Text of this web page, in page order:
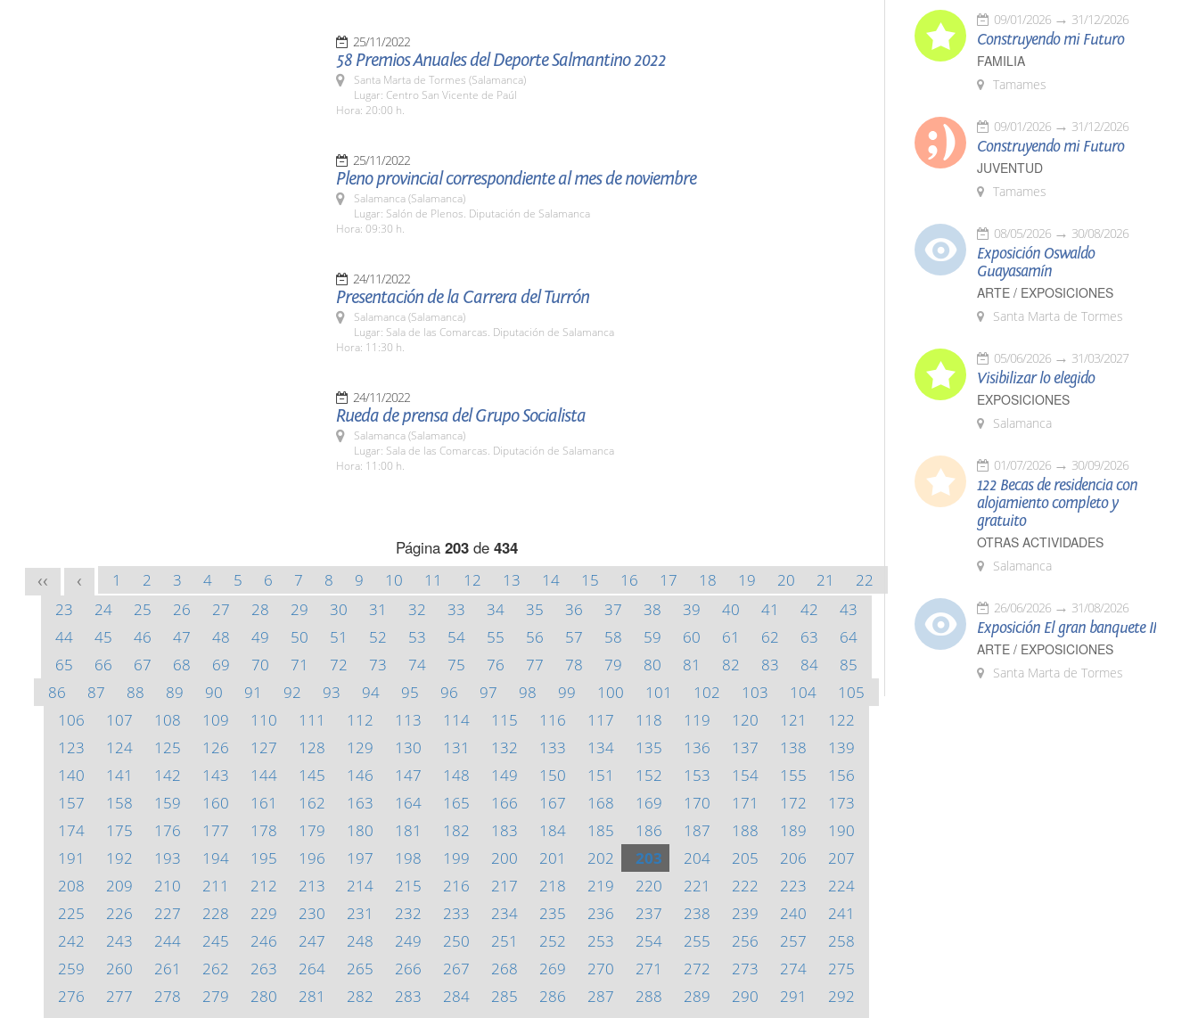
25/11/2022
58 Premios Anuales del Deporte Salmantino 2022
Santa Marta de Tormes (Salamanca)
Lugar: Centro San Vicente de Paúl
Hora: 20:00 h.
25/11/2022
Pleno provincial correspondiente al mes de noviembre
Salamanca (Salamanca)
Lugar: Salón de Plenos. Diputación de Salamanca
Hora: 09:30 h.
24/11/2022
Presentación de la Carrera del Turrón
Salamanca (Salamanca)
Lugar: Sala de las Comarcas. Diputación de Salamanca
Hora: 11:30 h.
24/11/2022
Rueda de prensa del Grupo Socialista
Salamanca (Salamanca)
Lugar: Sala de las Comarcas. Diputación de Salamanca
Hora: 11:00 h.
Página 203de 434
<< < 1 2 3 4 5 6 7 8 9 10 11 12 13 14 15 16 17 18 19 20 21
22
23
24 25 26 27 28 29 30 31 32 33 34 35 36 37 38 39 40 41 42
43
44
45 46 47 48 49 50 51 52 53 54 55 56 57 58 59 60 61 62 63
64
65
66 67 68 69 70 71 72 73 74 75 76 77 78 79 80 81 82 83 84
85
86
87 88 89 90 91 92 93 94 95 96 97 98 99 100 101 102 103 104
105
106
107 108 109 110 111 112 113 114 115 116 117 118 119 120 121
122
123
124 125 126 127 128 129 130 131 132 133 134 135 136 137 138
139
140
141 142 143 144 145 146 147 148 149 150 151 152 153 154 155
156
157
158 159 160 161 162 163 164 165 166 167 168 169 170 171 172
173
174
175 176 177 178 179 180 181 182 183 184 185 186 187 188 189
190
191
192 193 194 195 196 197 198 199 200 201 202 203 204 205 206
207
208
209 210 211 212 213 214 215 216 217 218 219 220 221 222 223
224
225
226 227 228 229 230 231 232 233 234 235 236 237 238 239 240
241
242
243 244 245 246 247 248 249 250 251 252 253 254 255 256 257
258
259
260 261 262 263 264 265 266 267 268 269 270 271 272 273 274
275
276
277 278 279 280 281 282 283 284 285 286 287 288 289 290 291
292
09/01/2026 31/12/2026
Construyendo mi Futuro
FAMILIA
Tamames
09/01/2026 31/12/2026
Construyendo mi Futuro
JUVENTUD
Tamames
08/05/2026 30/08/2026
Exposición Oswaldo
Guayasamín
ARTE / EXPOSICIONES
Santa Marta de Tormes
05/06/2026 31/03/2027
Visibilizar lo elegido
EXPOSICIONES
Salamanca
01/07/2026 30/09/2026
122 Becas de residencia con
alojamiento completo y
gratuito
OTRAS ACTIVIDADES
Salamanca
26/06/2026 31/08/2026
Exposición El gran banquete II
ARTE / EXPOSICIONES
Santa Marta de Tormes